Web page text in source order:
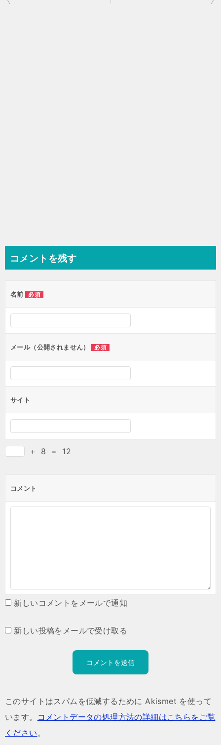
コメントを残す
名前 必須
メール（公開されません） 必須
サイト
+ 8 = 12
コメント
新しいコメントをメールで通知
新しい投稿をメールで受け取る
このサイトはスパムを低減するために Akismet を使って
います。
コメントデータの処理方法の詳細はこちらをご覧
ください。